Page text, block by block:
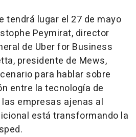
tendrá lugar el 27 de mayo
Peymirat, director
de Uber for Business
presidente de Mews,
para hablar sobre
entre la tecnología de
empresas ajenas al
está transformando la